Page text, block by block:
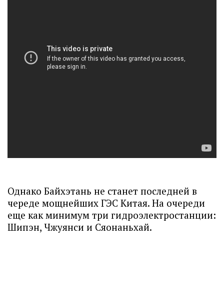
Однако Байхэтань не станет последней в
череде мощнейших ГЭС Китая. На очереди
еще как минимум три гидроэлектростанции:
Шипэн, Чжуянси и Сяонаньхай.